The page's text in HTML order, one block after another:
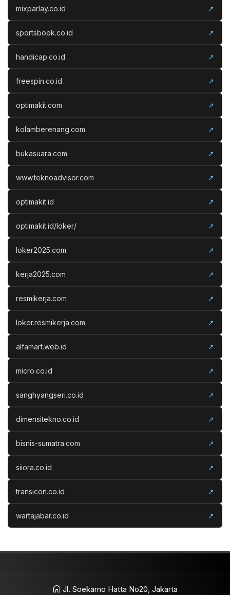
mixparlay.co.id ↗
sportsbook.co.id ↗
handicap.co.id ↗
freespin.co.id ↗
optimakit.com ↗
kolamberenang.com ↗
bukasuara.com ↗
www.teknoadvisor.com ↗
optimakit.id ↗
optimakit.id/loker/ ↗
loker2025.com ↗
kerja2025.com ↗
resmikerja.com ↗
loker.resmikerja.com ↗
alfamart.web.id ↗
micro.co.id ↗
sanghyangseri.co.id ↗
dimensitekno.co.id ↗
bisnis-sumatra.com ↗
siiora.co.id ↗
transicon.co.id ↗
wartajabar.co.id ↗
Jl. Soekarno Hatta No20, Jakarta